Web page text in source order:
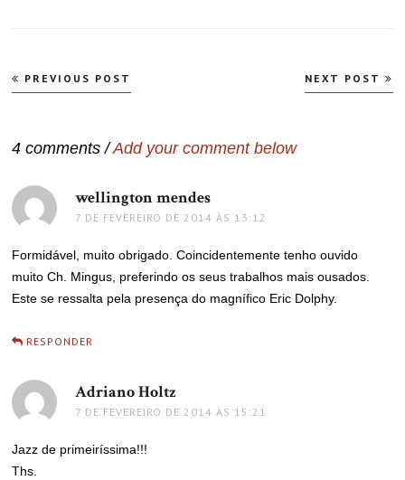
Navegação
de
PREVIOUS POST NEXT POST
4 comments /Add your comment below
wellington mendes
7 DE FEVEREIRO DE 2014 ÀS 13:12
Formidável, muito obrigado. Coincidentemente tenho ouvido
muito Ch. Mingus, preferindo os seus trabalhos mais ousados.
Este se ressalta pela presença do magnífico Eric Dolphy.
RESPONDER
Adriano Holtz
7 DE FEVEREIRO DE 2014 ÀS 15:21
Jazz de primeiríssima!!!
Ths.